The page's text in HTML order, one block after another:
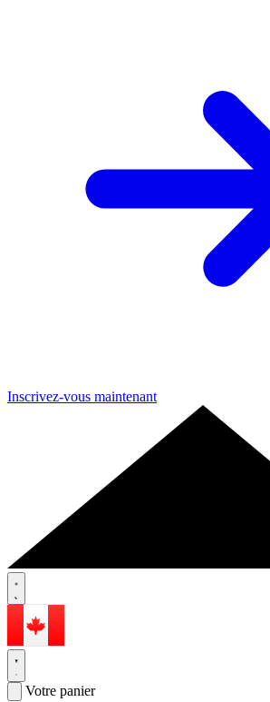
Inscrivez-vous maintenant
Votre panier